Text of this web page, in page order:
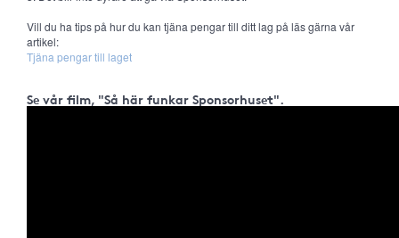
Vill du ha tips på hur du kan tjäna pengar till ditt lag på läs gärna vår
artikel:
Tjäna pengar till laget
Se vår film, "Så här funkar Sponsorhuset".